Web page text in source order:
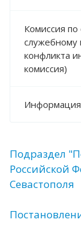
Комиссия
служебному
конфликта
комиссия)
Информация
Подраздел
Российской
Севастополя